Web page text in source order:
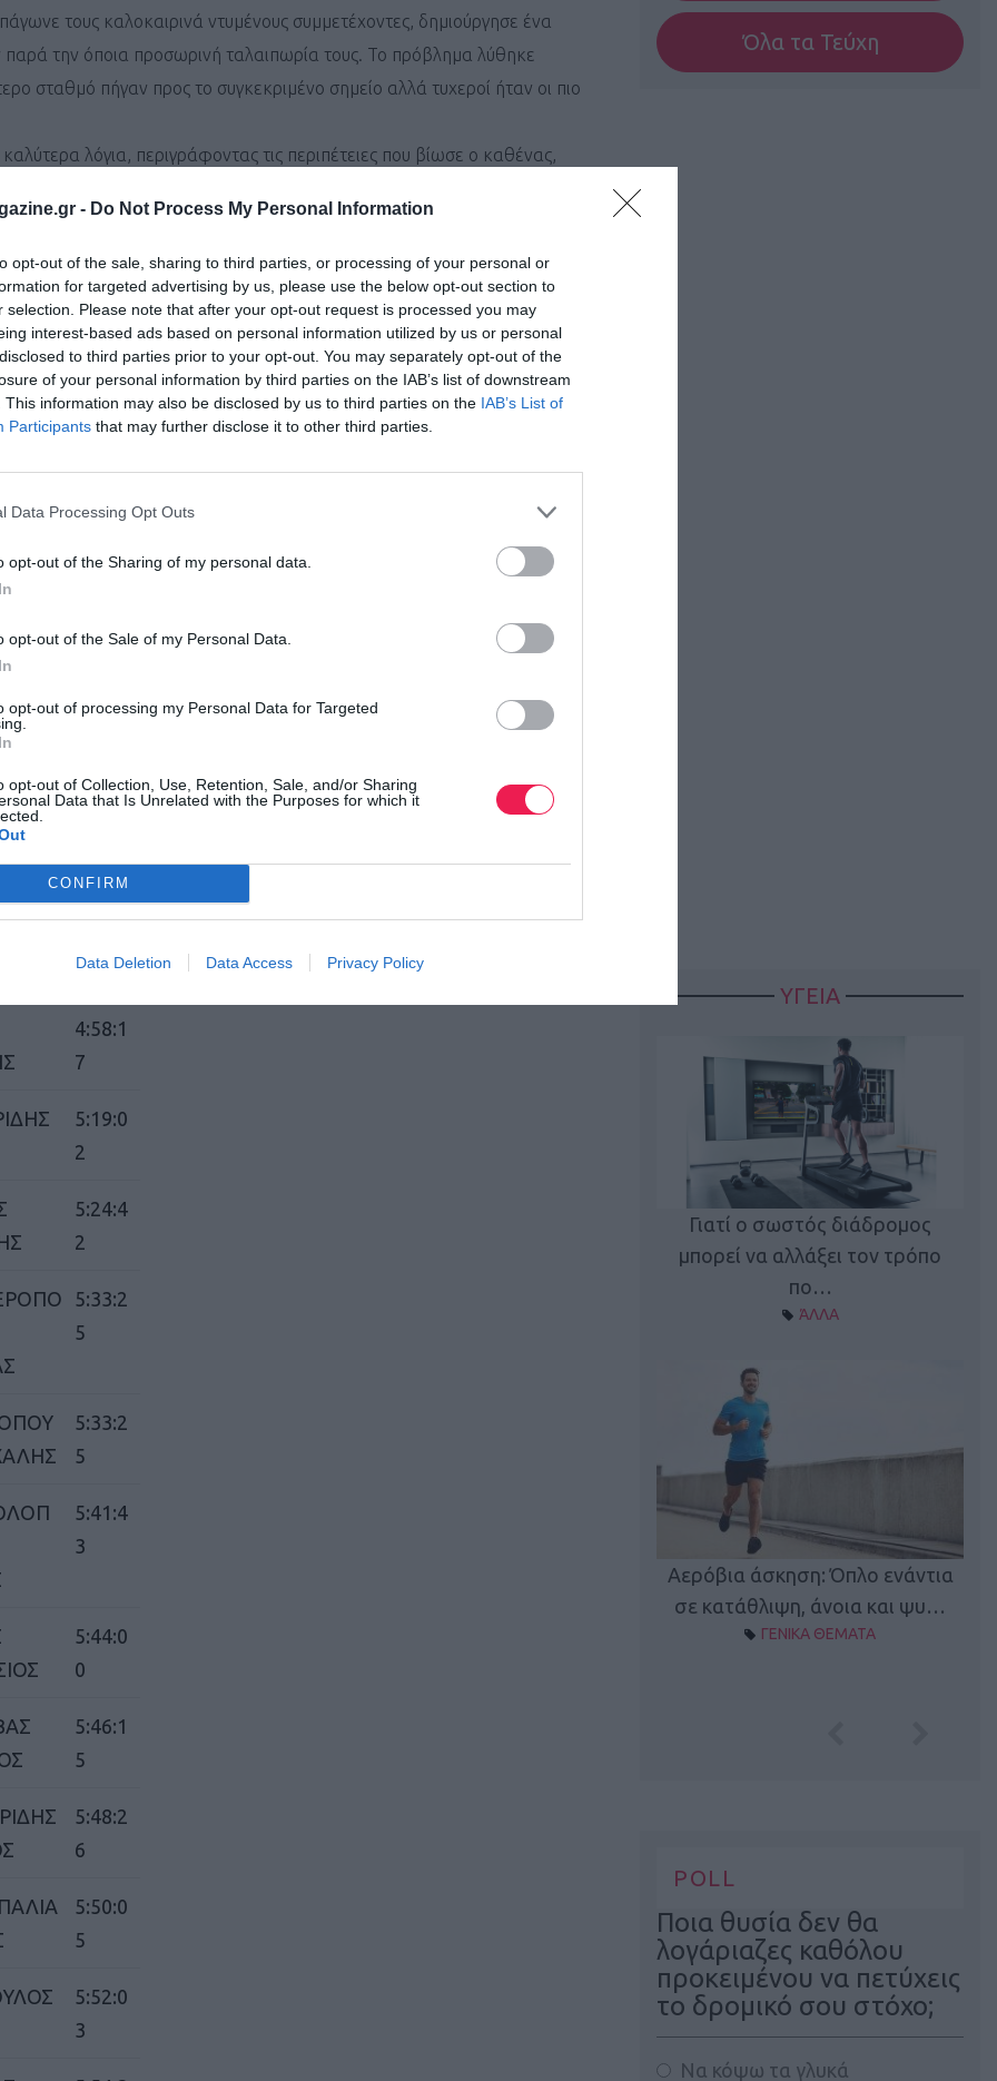
- Do Not Process My Personal Information
opt-out of the sale, sharing to third parties, or processing of your personal or
for targeted advertising by us, please use the below opt-out section to
selection. Please note that after your opt-out request is processed you may
interest-based ads based on personal information utilized by us or personal
to third parties prior to your opt-out. You may separately opt-out of the
of your personal information by third parties on the IAB’s list of downstream
This information may also be disclosed by us to third parties on the IAB’s List of
Participants that may further disclose it to other third parties.
Data Processing Opt Outs
opt-out of the Sharing of my personal data.
opt-out of the Sale of my Personal Data.
opt-out of processing my Personal Data for Targeted
opt-out of Collection, Use, Retention, Sale, and/or Sharing
Data that Is Unrelated with the Purposes for which it
CONFIRM
Data Deletion Data Access Privacy Policy
τους καλοκαιρινά ντυμένους συμμετέχοντες, δημιούργησε ένα
την όποια προσωρινή ταλαιπωρία τους. Το πρόβλημα λύθηκε
σταθμό πήγαν προς το συγκεκριμένο σημείο αλλά τυχεροί ήταν οι πιο
λόγια, περιγράφοντας τις περιπέτειες που βίωσε ο καθένας,
επιτρέποντας, να θαυμάσουν τη θέα από ψηλά!
τα σημεία ανεφοδιασμού, παρά τις αντίξοες καιρικές συνθήκες, και
αγώνα, τον Λουκά Πρατίλα.
του αγώνα, έφτασε ο Νίκος Κωστόπουλος με χρόνο 4.44.45
ο Φώτης Αντωνόπουλος με χρόνο 4.54.34.
δεύτερη η Marie Leautey 6.38.47 και τρίτη η Μαίρη Κανάκη με χρόνο
ΟΣ
4:46:5
4
4:58:1
7
5:19:0
2
5:24:4
2
5:33:2
5
5:33:2
5
5:41:4
3
5:44:0
0
5:46:1
5
5:48:2
6
5:50:0
5
5:52:0
3
Όλα τα Τεύχη
ΥΓΕΙΑ
Γιατί ο σωστός διάδρομος
μπορεί να αλλάξει τον τρόπο
πο…
ΆΛΛΑ
Αερόβια άσκηση: Όπλο ενάντια
σε κατάθλιψη, άνοια και ψυ…
ΓΕΝΙΚΑ ΘΕΜΑΤΑ
POLL
Ποια θυσία δεν θα
λογάριαζες καθόλου
προκειμένου να πετύχεις
το δρομικό σου στόχο;
Να κόψω τα γλυκά